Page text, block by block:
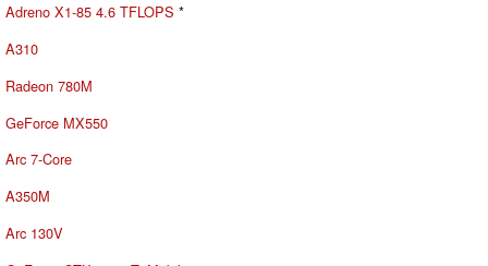
Adreno X1-85 4.6 TFLOPS *
A310
Radeon 780M
GeForce MX550
Arc 7-Core
A350M
Arc 130V